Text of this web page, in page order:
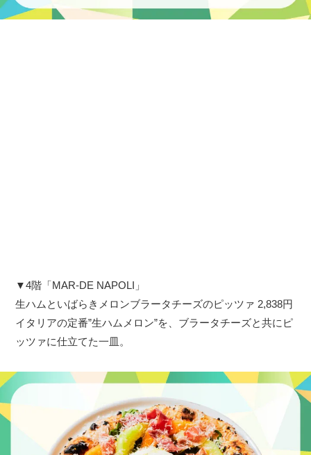
▼4階「MAR-DE NAPOLI」
生ハムといばらきメロンブラータチーズのピッツァ 2,838円
イタリアの定番”生ハムメロン”を、ブラータチーズと共にピ
ッツァに仕立てた一皿。